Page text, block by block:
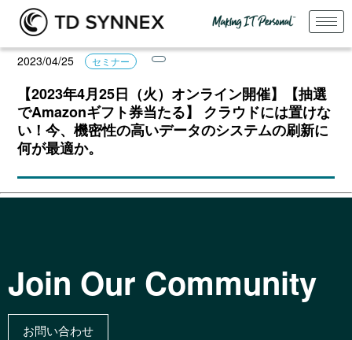
2023/04/25 セミナー
【2023年4月25日（火）オンライン開催】【抽選
でAmazonギフト券当たる】 クラウドには置けな
い！今、機密性の高いデータのシステムの刷新に
何が最適か。
Join Our Community
お問い合わせ